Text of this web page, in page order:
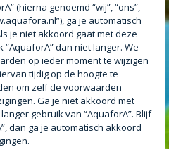
(hierna genoemd “wij”, “ons”,
ga je automatisch
je niet akkoord gaat met deze
dan niet langer. We
op ieder moment te wijzigen
tijdig op de hoogte te
om zelf de voorwaarden
Ga je niet akkoord met
gebruik van “AquaforA”. Blijf
dan ga je automatisch akkoord